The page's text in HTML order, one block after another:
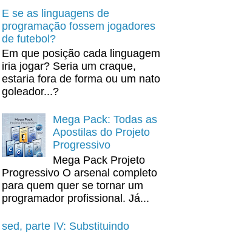
E se as linguagens de
programação fossem jogadores
de futebol?
Em que posição cada linguagem
iria jogar? Seria um craque,
estaria fora de forma ou um nato
goleador...?
Mega Pack: Todas as
Apostilas do Projeto
Progressivo
Mega Pack Projeto
Progressivo O arsenal completo
para quem quer se tornar um
programador profissional. Já...
sed, parte IV: Substituindo